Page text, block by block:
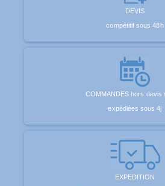
DEVIS
compétitif sous 48h
COMMANDES hors devis
expédiées sous 4j
EXPEDITION